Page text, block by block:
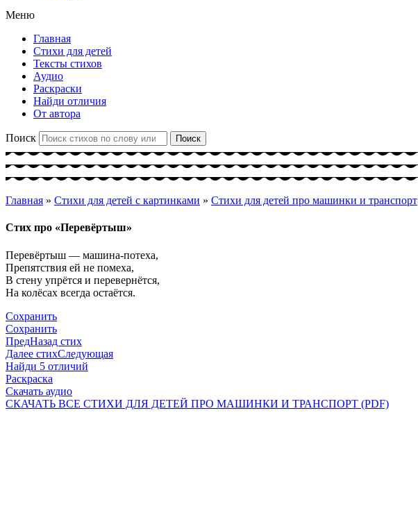
Меню
Главная
Стихи для детей
Тексты стихов
Аудио
Раскраски
Найди отличия
От автора
Поиск Поиск
Главная » Стихи для детей с картинками » Cтихи для детей про машинки и транспорт
Стих про «Перевёртыш»
Перевёртыш — машина-потеха,
Препятствия ей не помеха,
В стену упрётся и перевернётся,
На колёсах всегда остаётся.
Сохранить
Сохранить
ПредНазад стих
Далее стихСледующая
Найди 5 отличий
Раскраска
Скачать аудио
СКАЧАТЬ ВСЕ CТИХИ ДЛЯ ДЕТЕЙ ПРО МАШИНКИ И ТРАНСПОРТ (PDF)